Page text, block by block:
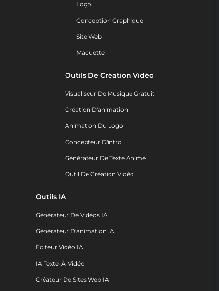
Logo
Conception Graphique
Site Web
Maquette
Outils De Création Vidéo
Visualiseur De Musique Gratuit
Création D'animation
Animation Du Logo
Concepteur D'intro
Générateur De Texte Animé
Outil De Création Vidéo
Outils IA
Générateur De Vidéos IA
Générateur D'animation IA
Éditeur Vidéo IA
IA Texte-À-Vidéo
Créateur De Sites Web IA